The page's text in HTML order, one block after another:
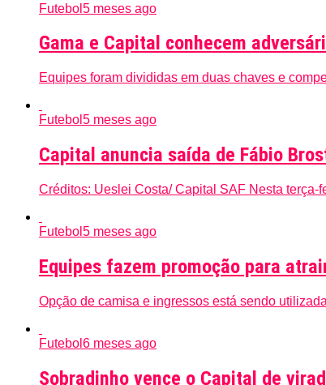
Futebol 5 meses ago
Gama e Capital conhecem
Equipes foram divididas em duas chaves e
Futebol 5 meses ago
Capital anuncia saída de Fábio
Créditos: Ueslei Costa/ Capital SAF Nesta
Futebol 5 meses ago
Equipes fazem promoção para
Opção de camisa e ingressos está sendo
Futebol 6 meses ago
Sobradinho vence o Capital de